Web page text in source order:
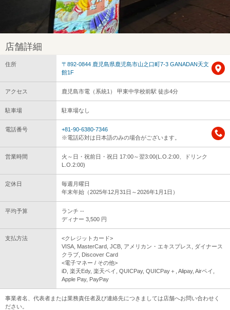
店舗詳細
住所
〒892-0844 鹿児島県鹿児島市山之口町7-3 GANADAN天文
館1F
アクセス 鹿児島市電（系統1） 甲東中学校前駅 徒歩4分
駐車場 駐車場なし
電話番号
+81-90-6380-7346
※電話応対は日本語のみの場合がございます。
営業時間
火～日・祝前日・祝日 17:00～翌3:00(L.O.2:00、ドリンク
L.O.2:00)
定休日
毎週月曜日
年末年始（2025年12月31日～2026年1月1日）
平均予算
ランチ --
ディナー 3,500 円
支払方法
<クレジットカード>
VISA, MasterCard, JCB, アメリカン・エキスプレス, ダイナース
クラブ, Discover Card
<電子マネー / その他>
iD, 楽天Edy, 楽天ペイ, QUICPay, QUICPay＋, Alipay, Airペイ,
Apple Pay, PayPay
事業者名、代表者または業務責任者及び連絡先につきましては店舗へお問い合わせく
ださい。